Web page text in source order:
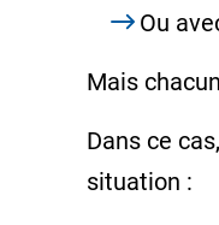
Ou
Mais
Dans ce
situation :